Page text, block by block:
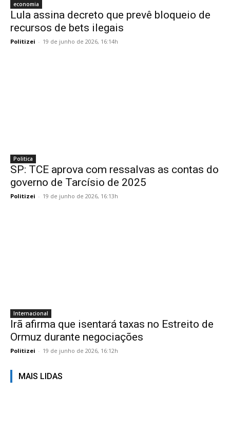
economia
Lula assina decreto que prevê bloqueio de
recursos de bets ilegais
Politizei - 19 de junho de 2026, 16:14h
Politica
SP: TCE aprova com ressalvas as contas do
governo de Tarcísio de 2025
Politizei - 19 de junho de 2026, 16:13h
Internacional
Irã afirma que isentará taxas no Estreito de
Ormuz durante negociações
Politizei - 19 de junho de 2026, 16:12h
MAIS LIDAS